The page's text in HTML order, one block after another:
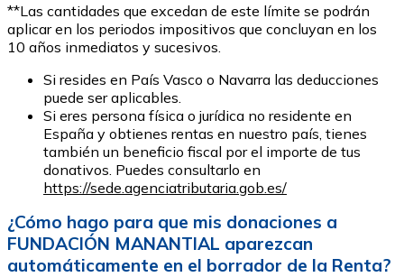
**Las cantidades que excedan de este límite se podrán
aplicar en los periodos impositivos que concluyan en los
10 años inmediatos y sucesivos.
Si resides en País Vasco o Navarra las deducciones
puede ser aplicables.
Si eres persona física o jurídica no residente en
España y obtienes rentas en nuestro país, tienes
también un beneficio fiscal por el importe de tus
donativos. Puedes consultarlo en
https://sede.agenciatributaria.gob.es/
¿Cómo hago para que mis donaciones a
FUNDACIÓN MANANTIAL aparezcan
automáticamente en el borrador de la Renta?